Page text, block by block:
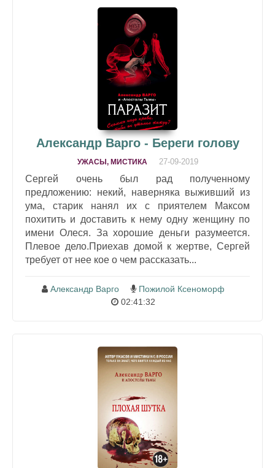
Александр Варго - Береги голову
УЖАСЫ, МИСТИКА 27-09-2019
Сергей очень был рад полученному
предложению: некий, наверняка выживший из
ума, старик нанял их с приятелем Максом
похитить и доставить к нему одну женщину по
имени Олеся. За хорошие деньги разумеется.
Плевое дело.Приехав домой к жертве, Сергей
требует от нее кое о чем рассказать...
Александр Варго
Пожилой Ксеноморф
02:41:32